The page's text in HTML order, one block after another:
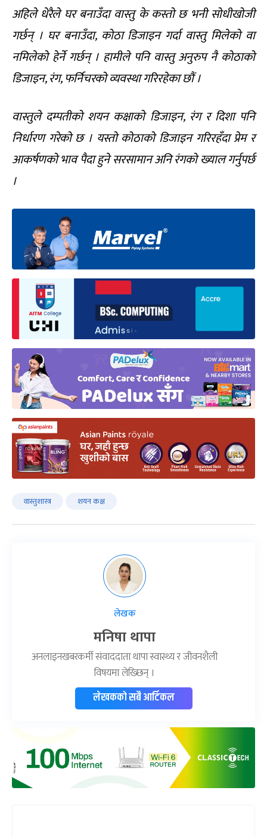
अहिले धेरैले घर बनाउँदा वास्तु के कस्तो छ भनी सोधीखोजी
गर्छन् । घर बनाउँदा, कोठा डिजाइन गर्दा वास्तु मिलेको वा
नमिलेको हेर्ने गर्छन् । हामीले पनि वास्तु अनुरुप नै कोठाको
डिजाइन, रंग, फर्निचरको व्यवस्था गरिरहेका छौं ।
वास्तुले दम्पतीको शयन कक्षाको डिजाइन, रंग र दिशा पनि
निर्धारण गरेको छ । यस्तो कोठाको डिजाइन गरिरहँदा प्रेम र
आकर्षणको भाव पैदा हुने सरसामान अनि रंगको ख्याल गर्नुपर्छ
।
वास्तुशास्त्र शयन कक्ष
लेखक
मनिषा थापा
अनलाइनखबरकर्मी संवाददाता थापा स्वास्थ्य र जीवनशैली
विषयमा लेख्छिन् ।
लेखकको सबै आर्टिकल